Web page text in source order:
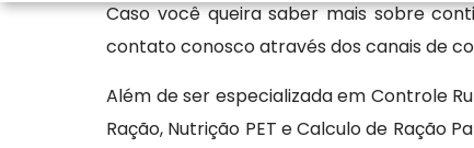
Caso você queira saber mais sobre
contato conosco através dos canais de
Além de ser especializada em Controle
Ração, Nutrição PET e Calculo de Ração